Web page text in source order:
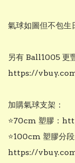
氣球如圖但不包生
另有 Ball1005 更
https://
加購氣球支架：
⭐70cm 塑膠：
⭐100cm 塑膠分段
https://